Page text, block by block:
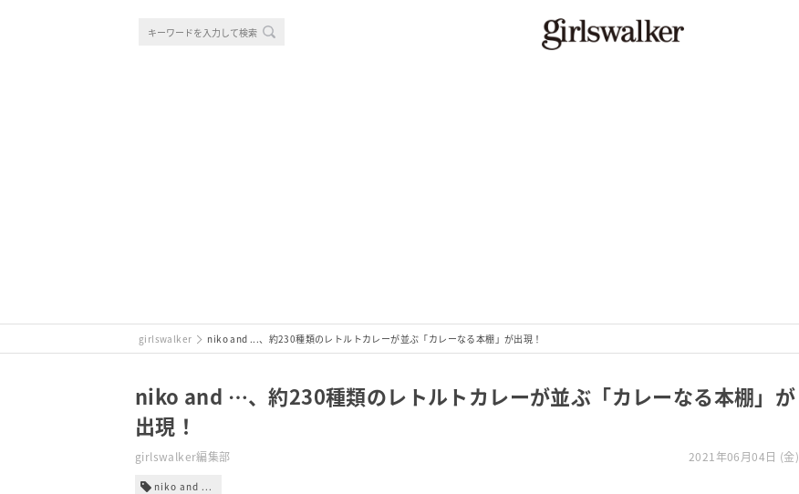
girlswalker niko and ...、約230種類のレトルトカレーが並ぶ「カレーなる本棚」が出現！
niko and …、約230種類のレトルトカレーが並ぶ「カレーなる本棚」が
出現！
girlswalker編集部 2021年06月04日 (金)
niko and ...